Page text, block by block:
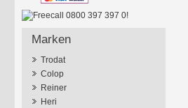
Marken
Trodat
Colop
Reiner
Heri